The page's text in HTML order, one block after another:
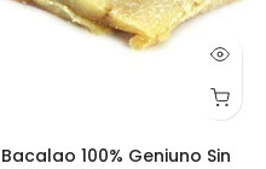
Bacalao 100% Geniuno Sin